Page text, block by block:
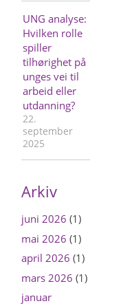
UNG analyse:
Hvilken rolle
spiller
tilhørighet på
unges vei til
arbeid eller
utdanning?
22.
september
2025
Arkiv
juni 2026 (1)
mai 2026 (1)
april 2026 (1)
mars 2026 (1)
januar